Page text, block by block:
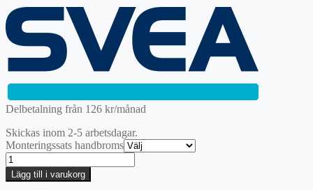
1298 kr.
priset
är:
973,50 kr.
Delbetalning från 126 kr/månad
Skickas inom 2-5 arbetsdagar.
Monteringssats handbroms
Bromsbackar,
sats
mängd
Lägg till i varukorg